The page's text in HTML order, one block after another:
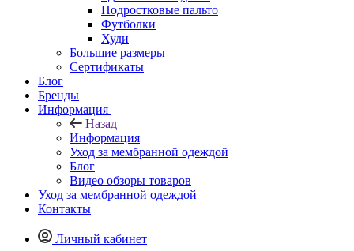
Подростковые пальто
Футболки
Худи
Большие размеры
Сертификаты
Блог
Бренды
Информация
Назад
Информация
Уход за мембранной одеждой
Блог
Видео обзоры товаров
Уход за мембранной одеждой
Контакты
Личный кабинет